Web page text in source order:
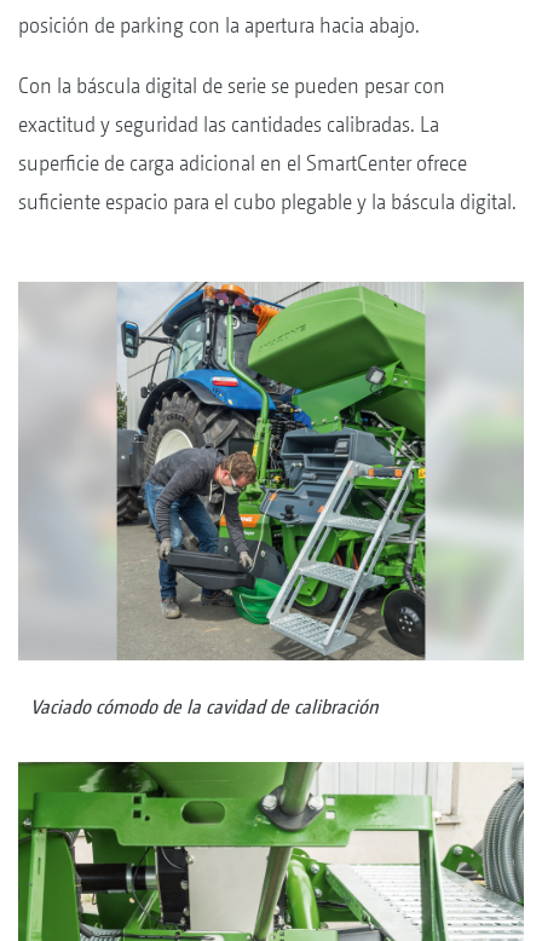
posición de parking con la apertura hacia abajo.
Con la báscula digital de serie se pueden pesar con
exactitud y seguridad las cantidades calibradas. La
superficie de carga adicional en el SmartCenter ofrece
suficiente espacio para el cubo plegable y la báscula digital.
Vaciado cómodo de la cavidad de calibración